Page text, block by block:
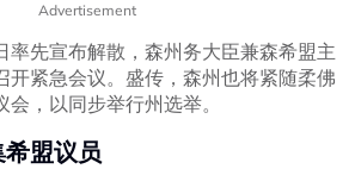
Advertisement
率先宣布解散，森州务大臣兼森希盟主
开紧急会议。盛传，森州也将紧随柔佛
，以同步举行州选举。
盟议员